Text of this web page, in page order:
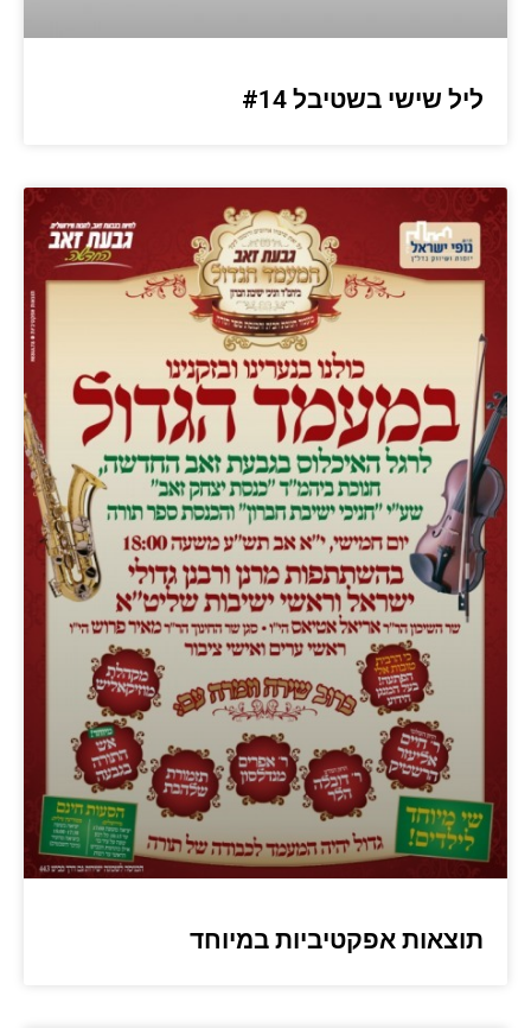
ליל שישי בשטיבל #14
תוצאות אפקטיביות במיוחד